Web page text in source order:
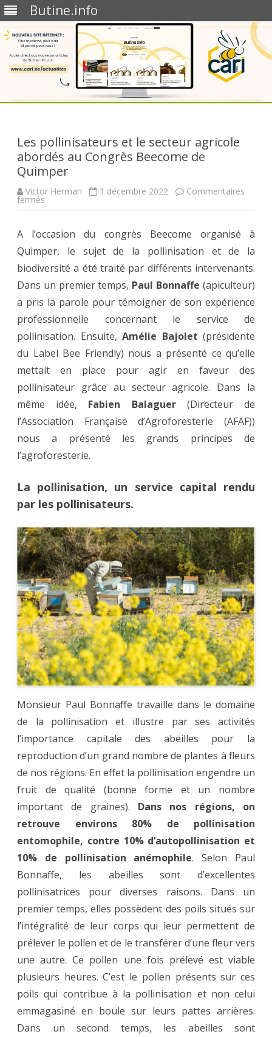
Butine.info
Les pollinisateurs et le secteur agricole
abordés au Congrès Beecome de
Quimper
Victor Herman 1 décembre 2022 Commentaires
fermés
le
secteur
agricole
abordés
au
Congrès
Beecome
de
Quimper
A l’occasion du congrès Beecome organisé à
Quimper, le sujet de la pollinisation et de la
biodiversité a été traité par différents intervenants.
Dans un premier temps, Paul Bonnaffe (apiculteur)
a pris la parole pour témoigner de son expérience
professionnelle concernant le service de
pollinisation. Ensuite, Amélie Bajolet (présidente
du Label Bee Friendly) nous a présenté ce qu’elle
mettait en place pour agir en faveur des
pollinisateur grâce au secteur agricole. Dans la
même idée, Fabien Balaguer (Directeur de
l’Association Française d’Agroforesterie (AFAF))
nous a présenté les grands principes de
l’agroforesterie.
La pollinisation, un service capital rendu
par les pollinisateurs.
Monsieur Paul Bonnaffe travaille dans le domaine
de la pollinisation et illustre par ses activités
l’importance capitale des abeilles pour la
reproduction d’un grand nombre de plantes à fleurs
de nos régions. En effet la pollinisation engendre un
fruit de qualité (bonne forme et un nombre
important de graines). Dans nos régions, on
retrouve environs 80% de pollinisation
entomophile, contre 10% d’autopollinisation et
10% de pollinisation anémophile. Selon Paul
Bonnaffe, les abeilles sont d’excellentes
pollinisatrices pour diverses raisons. Dans un
premier temps, elles possèdent des poils situés sur
l’intégralité de leur corps qui leur permettent de
prélever le pollen et de le transférer d’une fleur vers
une autre. Ce pollen une fois prélevé est viable
plusieurs heures. C’est le pollen présents sur ces
poils qui contribue à la pollinisation et non celui
emmagasiné en boule sur leurs pattes arrières.
Dans un second temps, les abeilles sont